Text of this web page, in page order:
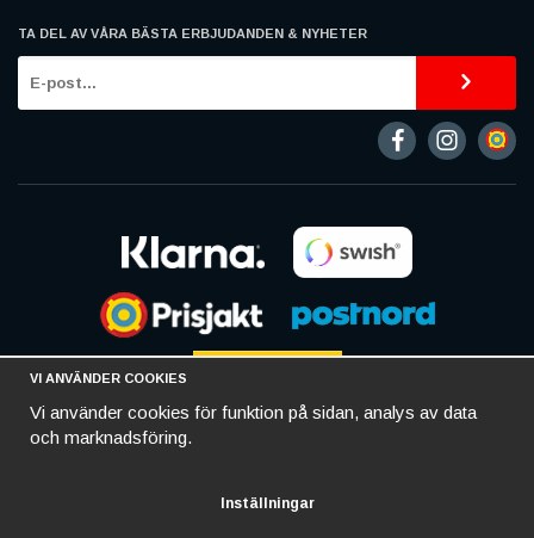
TA DEL AV VÅRA BÄSTA ERBJUDANDEN & NYHETER
VI ANVÄNDER COOKIES
Vi använder cookies för funktion på sidan, analys av data
och marknadsföring.
Inställningar